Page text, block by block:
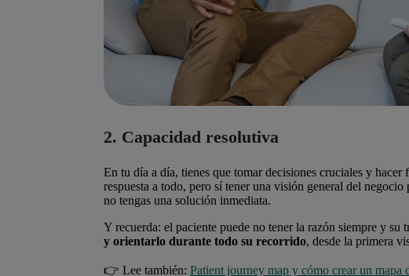
2. Capacidad resolutiva
En tu día a día, tienes que tomar decisiones cruciales y hacer
respuesta a todo, pero sí tener una visión general del
no tengas una solución inmediata.
Y recuerda: el paciente puede no tener la razón siempre y su
y orientarlo durante todo su recorrido, desde la primera
👉 Lee también: Patient journey map y cómo crear un